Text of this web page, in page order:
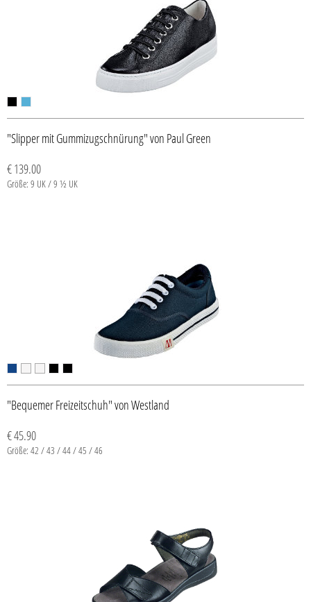
"Slipper mit Gummizugschnürung" von Paul Green
€ 139.00
Größe: 9 UK / 9 ½ UK
"Bequemer Freizeitschuh" von Westland
€ 45.90
Größe: 42 / 43 / 44 / 45 / 46